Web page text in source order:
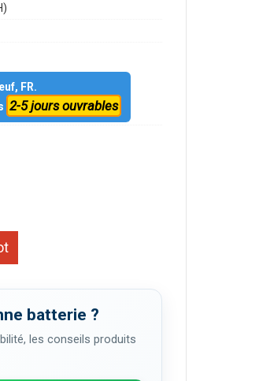
FR.
2-5 jours ouvrables
batterie ?
les conseils produits